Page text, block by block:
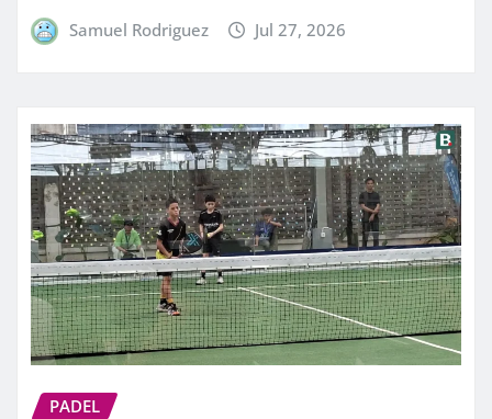
Samuel Rodriguez Jul 27, 2026
PADEL